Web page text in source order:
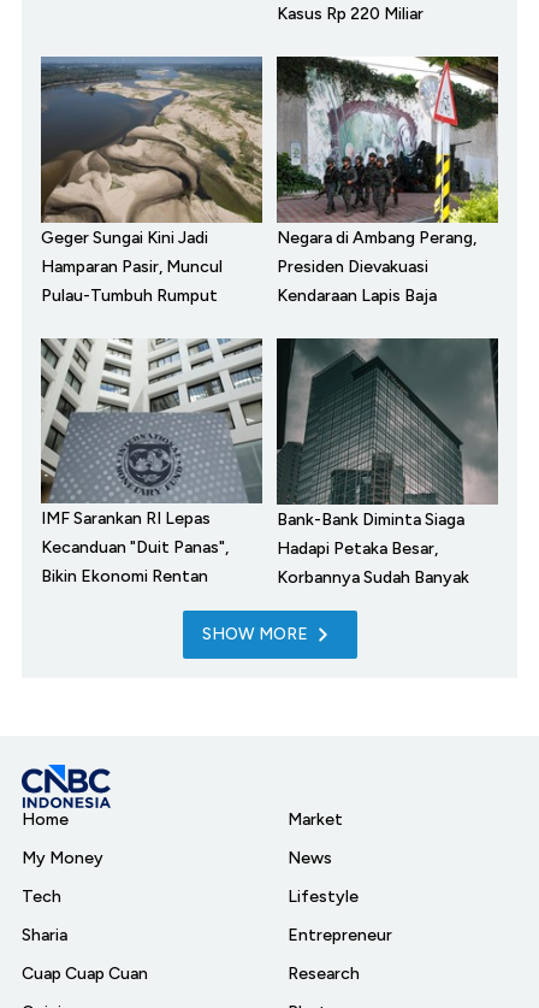
Kasus Rp 220 Miliar
Geger Sungai Kini Jadi
Hamparan Pasir, Muncul
Pulau-Tumbuh Rumput
Negara di Ambang Perang,
Presiden Dievakuasi
Kendaraan Lapis Baja
IMF Sarankan RI Lepas
Kecanduan "Duit Panas",
Bikin Ekonomi Rentan
Bank-Bank Diminta Siaga
Hadapi Petaka Besar,
Korbannya Sudah Banyak
SHOW MORE
Home
My Money
Tech
Sharia
Cuap Cuap Cuan
Market
News
Lifestyle
Entrepreneur
Research